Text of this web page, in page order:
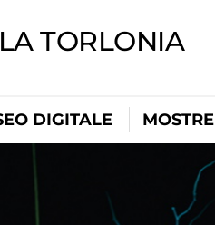
TORLONIA
DIGITALE MOSTRE